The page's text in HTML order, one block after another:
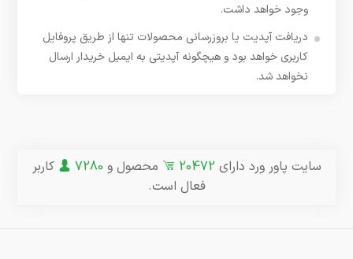
وجود خواهد داشت.
دریافت آپدیت یا بروزرسانی محصولات تنها از طریق پروفایل
کاربری خواهد بود و هیچگونه آپدیتی به ایمیل خریدار ارسال
نخواهد شد.
سایت پاور ورد دارای 20472 محصول و 7280
کاربر
فعال است.